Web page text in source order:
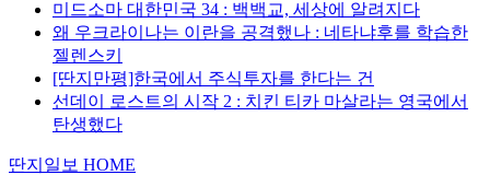
미드소마 대한민국 34 : 백백교, 세상에 알려지다
왜 우크라이나는 이란을 공격했나 : 네타냐후를 학습한
젤렌스키
[딴지만평]한국에서 주식투자를 한다는 건
선데이 로스트의 시작 2 : 치킨 티카 마살라는 영국에서
탄생했다
딴지일보 HOME